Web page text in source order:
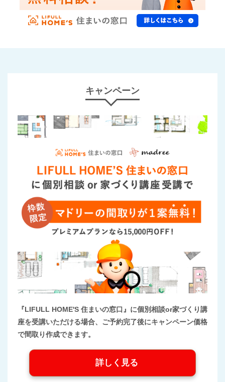
キャンペーン
『LIFULL HOME'S 住まいの窓口』に個別相談or家づくり講
座を受講いただける場合、ご予約完了後にキャンペーン価格
で間取り作成できます。
詳しく見る